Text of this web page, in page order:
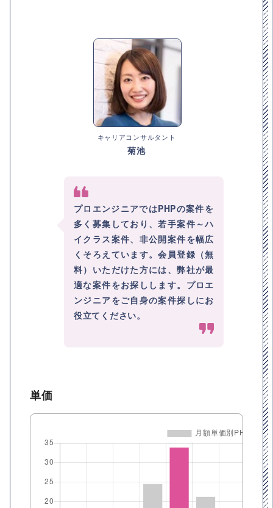
キャリアコンサルタント
菊池
プロエンジニアではPHPの案件を
多く募集しており、若手案件～ハ
イクラス案件、非公開案件を幅広
くそろえています。会員登録（無
料）いただけた方には、弊社が最
適な案件をお探しします。プロエ
ンジニアをご自身の案件探しにお
役立てください。
単価